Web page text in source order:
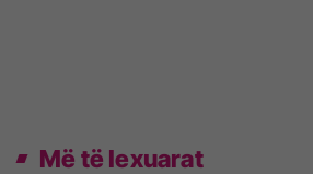
Më të lexuarat